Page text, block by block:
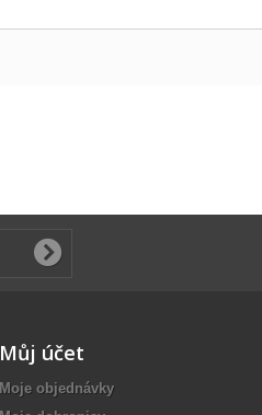
Můj účet
Moje objednávky